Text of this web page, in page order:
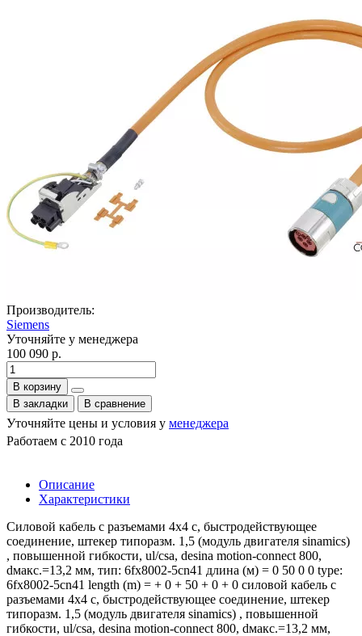
Производитель:
Siemens
Уточняйте у менеджера
100 090 р.
В корзину
В закладки
В сравнение
Уточняйте цены и условия у менеджера
Работаем с 2010 года
Описание
Характеристики
Силовой кабель с разъемами 4x4 c, быстродействующее
соединение, штекер типоразм. 1,5 (модуль двигателя sinamics)
, повышенной гибкости, ul/csa, desina motion-connect 800,
dмакс.=13,2 мм, тип: 6fx8002-5cn41 длина (м) = 0 50 0 0 type:
6fx8002-5cn41 length (m) = + 0 + 50 + 0 + 0 силовой кабель с
разъемами 4x4 c, быстродействующее соединение, штекер
типоразм. 1,5 (модуль двигателя sinamics) , повышенной
гибкости, ul/csa, desina motion-connect 800, dмакс.=13,2 мм,